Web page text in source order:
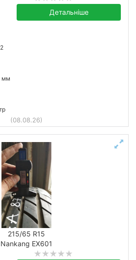
Детальніше
мм
(08.08.26)
215/65 R15
Nankang EX601